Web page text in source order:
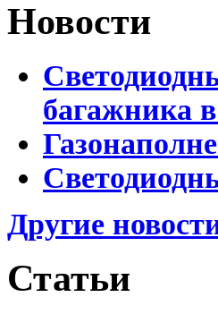
Новости
багажника
Другие
Статьи